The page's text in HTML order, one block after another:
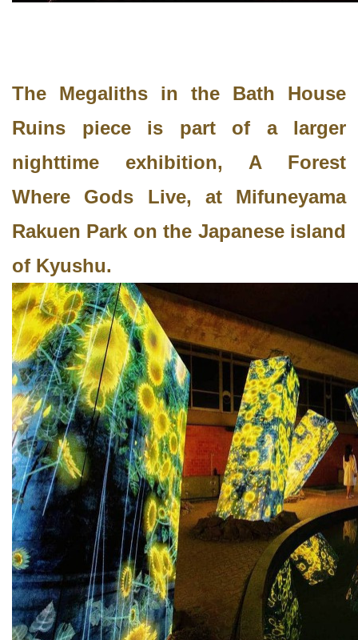
The Megaliths in the Bath House
Ruins piece is part of a larger
nighttime exhibition, A Forest
Where Gods Live, at Mifuneyama
Rakuen Park on the Japanese island
of Kyushu.